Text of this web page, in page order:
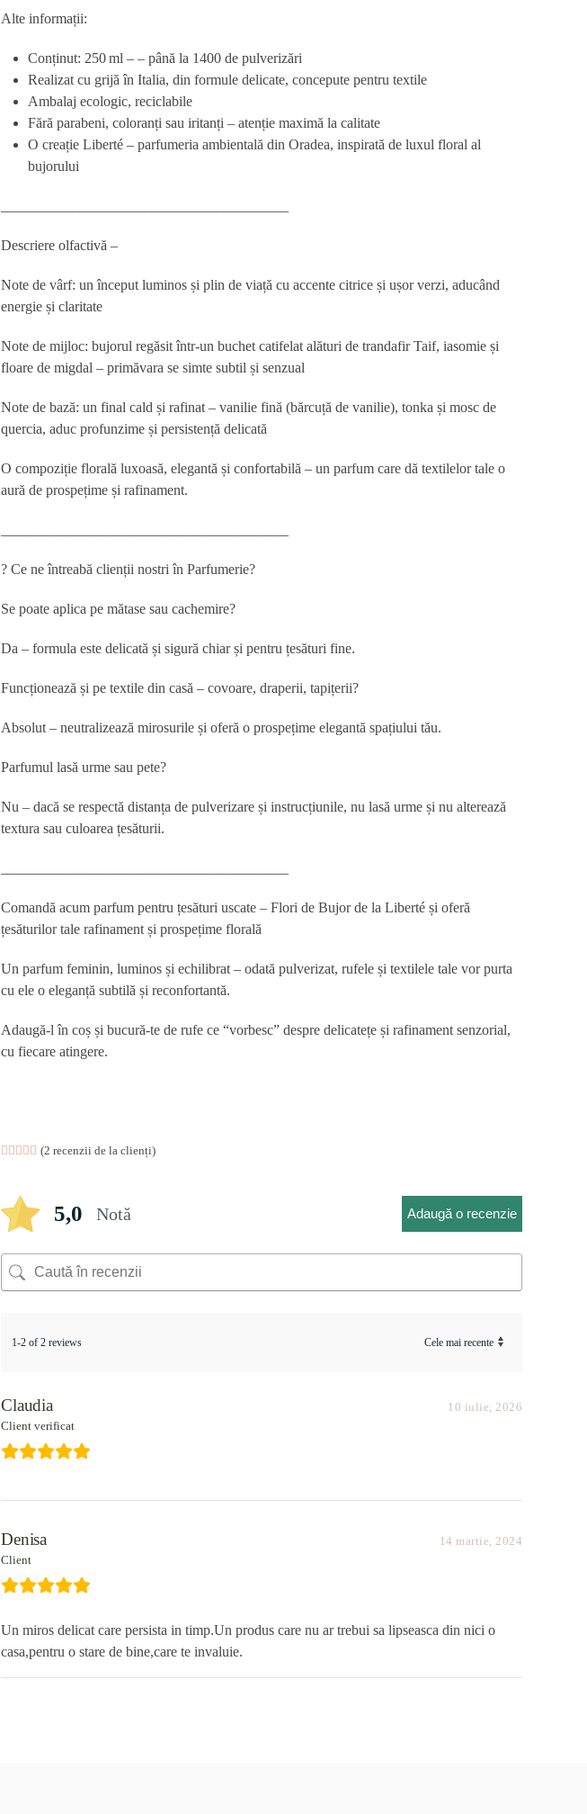
Alte informații:
Conținut: 250 ml – – până la 1400 de pulverizări
Realizat cu grijă în Italia, din formule delicate, concepute pentru textile
Ambalaj ecologic, reciclabile
Fără parabeni, coloranți sau iritanți – atenție maximă la calitate
O creație Liberté – parfumeria ambientală din Oradea, inspirată de luxul floral al
bujorului
Descriere olfactivă –
Note de vârf: un început luminos și plin de viață cu accente citrice și ușor verzi, aducând
energie și claritate
Note de mijloc: bujorul regăsit într-un buchet catifelat alături de trandafir Taif, iasomie și
floare de migdal – primăvara se simte subtil și senzual
Note de bază: un final cald și rafinat – vanilie fină (bărcuță de vanilie), tonka și mosc de
quercia, aduc profunzime și persistență delicată
O compoziție florală luxoasă, elegantă și confortabilă – un parfum care dă textilelor tale o
aură de prospețime și rafinament.
? Ce ne întreabă clienții nostri în Parfumerie?
Se poate aplica pe mătase sau cachemire?
Da – formula este delicată și sigură chiar și pentru țesături fine.
Funcționează și pe textile din casă – covoare, draperii, tapițerii?
Absolut – neutralizează mirosurile și oferă o prospețime elegantă spațiului tău.
Parfumul lasă urme sau pete?
Nu – dacă se respectă distanța de pulverizare și instrucțiunile, nu lasă urme și nu alterează
textura sau culoarea țesăturii.
Comandă acum parfum pentru țesături uscate – Flori de Bujor de la Liberté și oferă
țesăturilor tale rafinament și prospețime florală
Un parfum feminin, luminos și echilibrat – odată pulverizat, rufele și textilele tale vor purta
cu ele o eleganță subtilă și reconfortantă.
Adaugă-l în coș și bucură-te de rufe ce “vorbesc” despre delicatețe și rafinament senzorial,
cu fiecare atingere.
Evaluat la5.00din 5 pe baza a
2(2 recenzii de la clienți)
5,0 Notă Adaugă o recenzie
1-2 of 2 reviews
Claudia
Client verificat
10 iulie, 2026
Denisa
Client
14 martie, 2024
Un miros delicat care persista in timp.Un produs care nu ar trebui sa lipseasca din nici o
casa,pentru o stare de bine,care te invaluie.